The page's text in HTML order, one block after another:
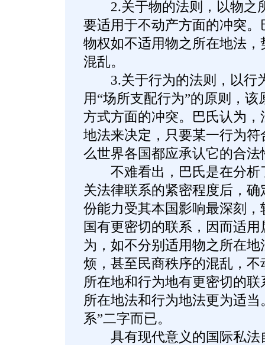
2.关于物的法则，以物之
要适用于不动产方面的冲突
物权如不适用物之所在地法
混乱。
3.关于行为的法则，以行
用“场所支配行为”的原则，
方式方面的冲突。巴氏认为
地法来决定，只要某一行为
么世界各国都应承认它的合法
不难看出，巴氏是在分析
关法律联系的紧密程度后，
份能力受其本国影响最深刻
国有更密切的联系，因而适
为，如不分别适用物之所在
烦，甚至民商秩序的混乱，
所在地和行为地有更密切的
所在地法和行为地法更为适
系”二字而已。
具有现代意义的国际私法